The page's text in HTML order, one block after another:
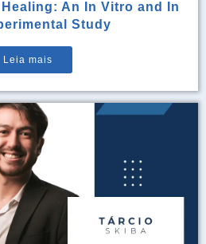
An In Vitro and In
Study
Leia mais